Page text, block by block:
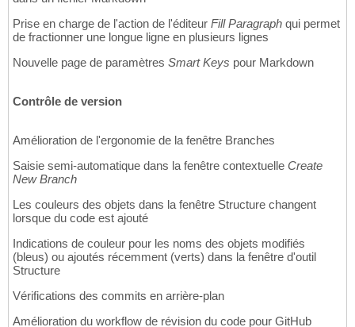
Prise en charge de l'action de l'éditeur Fill Paragraph qui permet
de fractionner une longue ligne en plusieurs lignes
Nouvelle page de paramètres Smart Keys pour Markdown
Contrôle de version
Amélioration de l'ergonomie de la fenêtre Branches
Saisie semi-automatique dans la fenêtre contextuelle Create
New Branch
Les couleurs des objets dans la fenêtre Structure changent
lorsque du code est ajouté
Indications de couleur pour les noms des objets modifiés
(bleus) ou ajoutés récemment (verts) dans la fenêtre d'outil
Structure
Vérifications des commits en arrière-plan
Amélioration du workflow de révision du code pour GitHub